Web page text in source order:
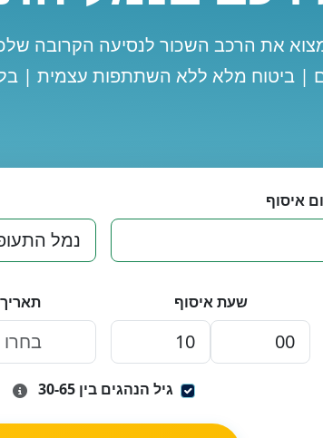
את הרכב השכור לנסיעה הקרובה
| ביטוח מלא ללא השתתפות עצמית |
איסוף
שעת איסוף
גיל הנהגים בין 30-65